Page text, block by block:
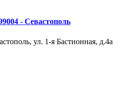
- Севастополь
ул. 1-я Бастионная, д.4а